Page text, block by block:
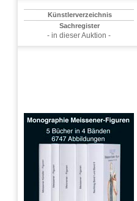
Künstlerverzeichnis
Sachregister
- in dieser Auktion -